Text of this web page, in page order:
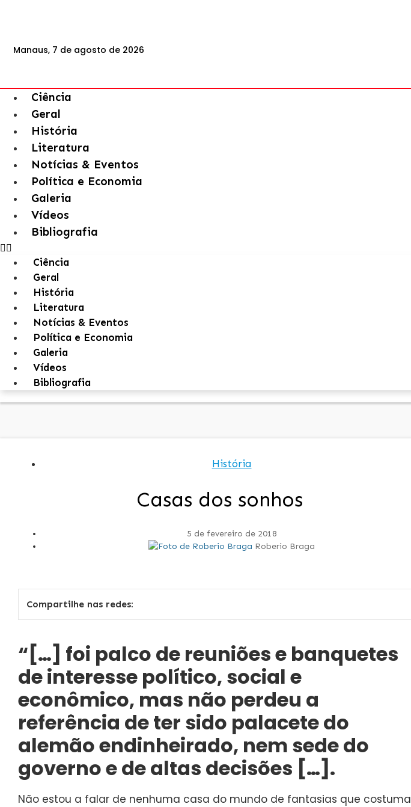
Manaus, 7 de agosto de 2026
Ciência
Geral
História
Literatura
Notícias & Eventos
Política e Economia
Galeria
Vídeos
Bibliografia
Ciência
Geral
História
Literatura
Notícias & Eventos
Política e Economia
Galeria
Vídeos
Bibliografia
História
Casas dos sonhos
5 de fevereiro de 2018
Roberio Braga
Compartilhe nas redes:
“[…] foi palco de reuniões e banquetes
de interesse político, social e
econômico, mas não perdeu a
referência de ter sido palacete do
alemão endinheirado, nem sede do
governo e de altas decisões […].
Não estou a falar de nenhuma casa do mundo de fantasias que costuma